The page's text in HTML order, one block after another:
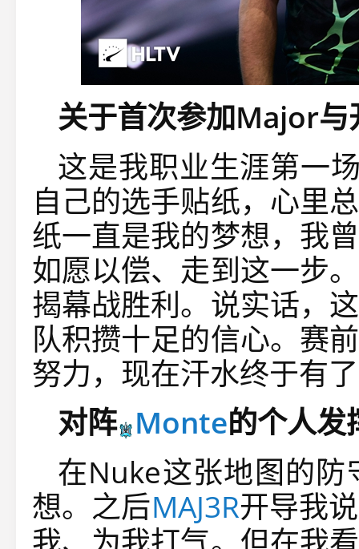
关于首次参加Major与
这是我职业生涯第一
自己的选手贴纸，心里
纸一直是我的梦想，我
如愿以偿、走到这一步
揭幕战胜利。说实话，
队积攒十足的信心。赛
努力，现在汗水终于有
对阵 Monte的个人发
在Nuke这张地图的
想。之后MAJ3R开导我